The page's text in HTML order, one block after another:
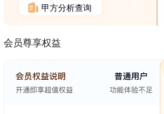
甲方分析查询
会员尊享权益